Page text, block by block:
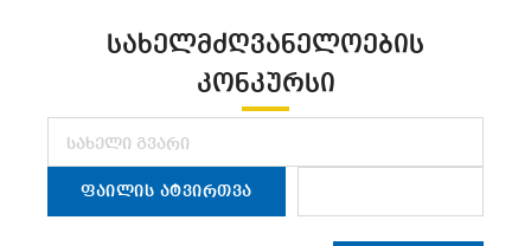
ᲡᲐᲮᲔᲚᲛᲫᲦᲕᲐᲜᲔᲚᲝᲔᲑᲘᲡ
ᲙᲝᲜᲙᲣᲠᲡᲘ
ᲤᲐᲘᲚᲘᲡ ᲐᲢᲕᲘᲠᲗᲕᲐ